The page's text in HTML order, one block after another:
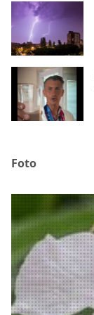
Foto